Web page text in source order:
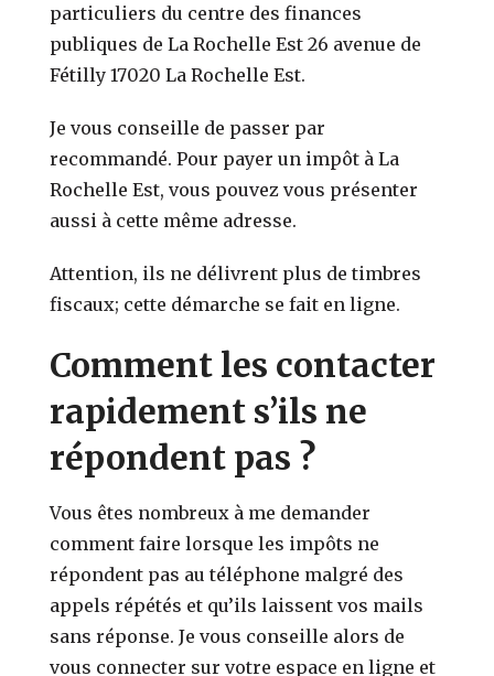
particuliers du centre des finances
publiques de La Rochelle Est 26 avenue de
Fétilly 17020 La Rochelle Est.
Je vous conseille de passer par
recommandé. Pour payer un impôt à La
Rochelle Est, vous pouvez vous présenter
aussi à cette même adresse.
Attention, ils ne délivrent plus de timbres
fiscaux; cette démarche se fait en ligne.
Comment les contacter
rapidement s’ils ne
répondent pas ?
Vous êtes nombreux à me demander
comment faire lorsque les impôts ne
répondent pas au téléphone malgré des
appels répétés et qu’ils laissent vos mails
sans réponse. Je vous conseille alors de
vous connecter sur votre espace en ligne et